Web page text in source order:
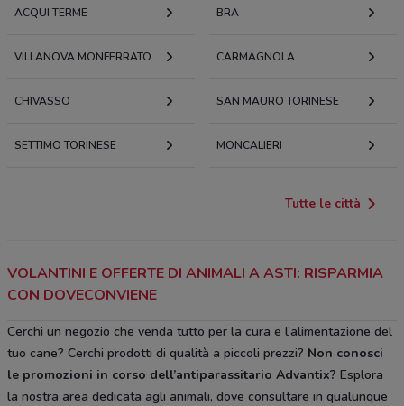
ACQUI TERME BRA
VILLANOVA MONFERRATO CARMAGNOLA
CHIVASSO SAN MAURO TORINESE
SETTIMO TORINESE MONCALIERI
Tutte le città
VOLANTINI E OFFERTE DI ANIMALI A ASTI: RISPARMIA
CON DOVECONVIENE
Cerchi un negozio che venda tutto per la cura e l’alimentazione del
tuo cane? Cerchi prodotti di qualità a piccoli prezzi? Non conosci
le promozioni in corso dell’antiparassitario Advantix? Esplora
la nostra area dedicata agli animali, dove consultare in qualunque